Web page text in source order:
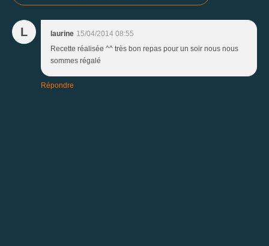
L laurine 15/04/2014 08:55
Recette réalisée ^^ très bon repas pour un soir nous nous
sommes régalé
Répondre